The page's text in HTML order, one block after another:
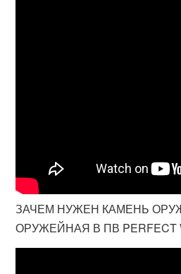
ЗАЧЕМ НУЖЕН КАМЕНЬ
ОРУЖЕЙНАЯ В ПВ PERFECT